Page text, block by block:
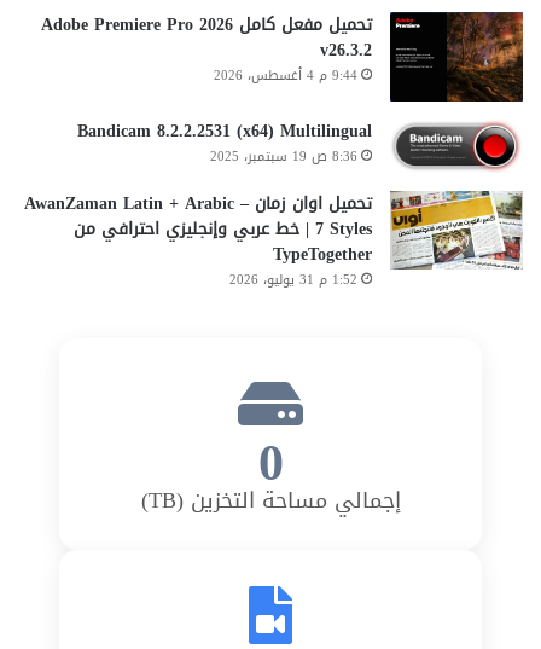
تحميل مفعل كامل Adobe Premiere Pro 2026
v26.3.2
9:44 م 4 أغسطس، 2026
Bandicam 8.2.2.2531 (x64) Multilingual
8:36 ص 19 سبتمبر، 2025
تحميل اوان زمان AwanZaman Latin + Arabic –
7 Styles | خط عربي وإنجليزي احترافي من
TypeTogether
1:52 م 31 يوليو، 2026
0
إجمالي مساحة التخزين (TB)